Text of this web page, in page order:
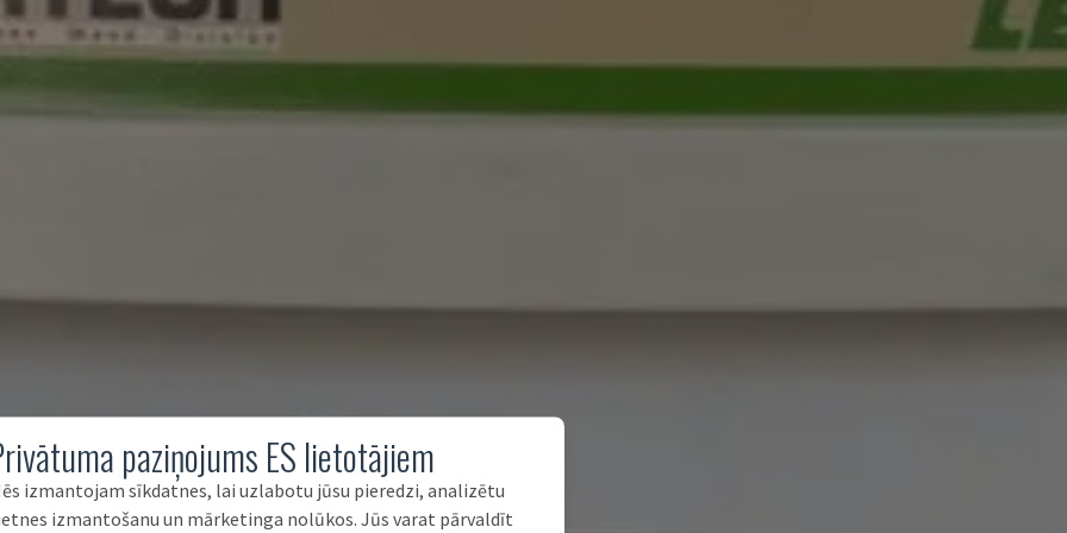
paziņojums ES lietotājiem
izmantojam sīkdatnes, lai uzlabotu jūsu pieredzi, analizētu
izmantošanu un mārketinga nolūkos. Jūs varat pārvaldīt